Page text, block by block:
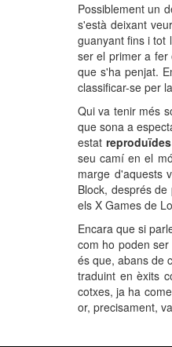
Possiblement un
s'està deixant
guanyant fins i tot
ser el primer a
que s'ha penjat.
classificar-se per
Qui va tenir més
que sona a
estat
seu camí en el
marge d'aquests
Block, després
els X Games de
Encara que si
com ho poden
és que, abans de
traduint en èxits
cotxes, ja ha
or, precisament,